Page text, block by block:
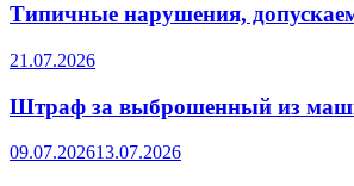
Типичные нарушения,
21.07.2026
Штраф за выброшенный из
09.07.202613.07.2026